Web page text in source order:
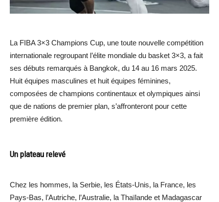
La FIBA 3×3 Champions Cup, une toute nouvelle compétition
internationale regroupant l’élite mondiale du basket 3×3, a fait
ses débuts remarqués à Bangkok, du 14 au 16 mars 2025.
Huit équipes masculines et huit équipes féminines,
composées de champions continentaux et olympiques ainsi
que de nations de premier plan, s’affronteront pour cette
première édition.
Un plateau relevé
Chez les hommes, la Serbie, les États-Unis, la France, les
Pays-Bas, l’Autriche, l’Australie, la Thaïlande et Madagascar